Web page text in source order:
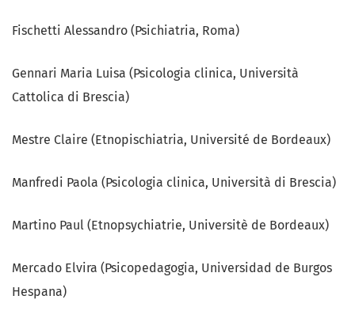
Fischetti Alessandro (Psichiatria, Roma)
Gennari Maria Luisa (Psicologia clinica, Università
Cattolica di Brescia)
Mestre Claire (Etnopischiatria, Université de Bordeaux)
Manfredi Paola (Psicologia clinica, Università di Brescia)
Martino Paul (Etnopsychiatrie, Universitè de Bordeaux)
Mercado Elvira (Psicopedagogia, Universidad de Burgos
Hespana)